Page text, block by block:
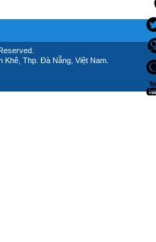
Khê, Thp. Đà Nẵng, Việt Nam.